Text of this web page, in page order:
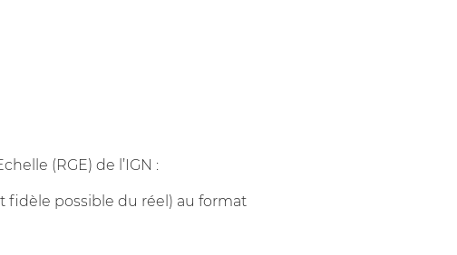
(RGE) de l’IGN :
fidèle possible du réel) au format